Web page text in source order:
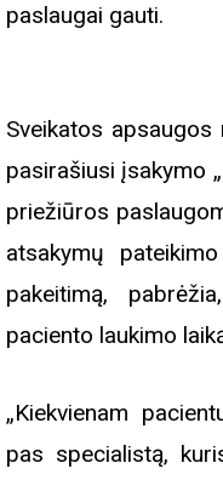
paslaugai gauti.
Sveikatos apsaugos
pasirašiusi įsakymo
priežiūros
atsakymų
pakeitimą,
paciento laukimo
„Kiekvienam
pas specialistą,